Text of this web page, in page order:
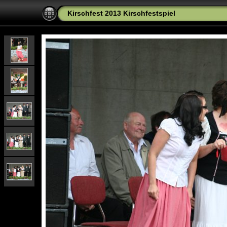
Kirschfest 2013 Kirschfestspiel